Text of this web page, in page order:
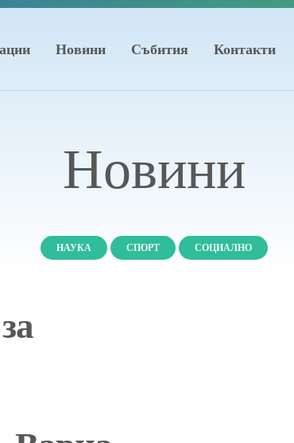
Новини Събития Контакти
Новини
НАУКА СПОРТ СОЦИАЛНО